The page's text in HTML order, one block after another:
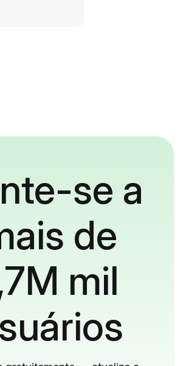
se a
de
mil